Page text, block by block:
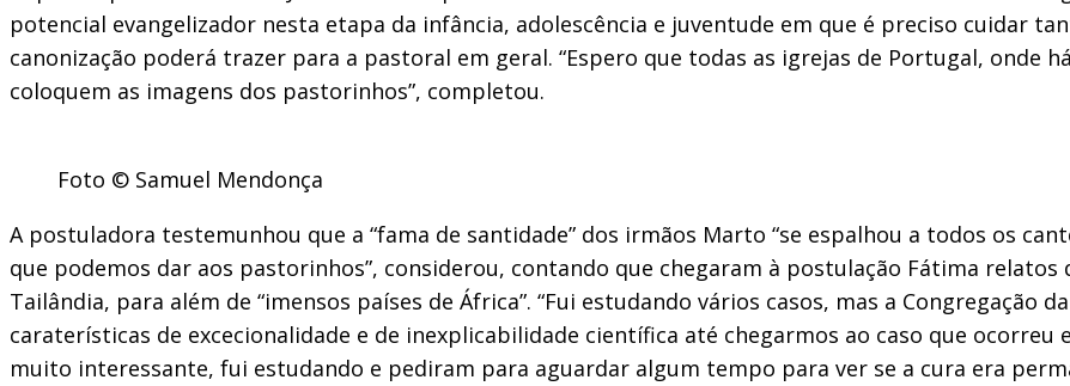
potencial evangelizador nesta etapa da infância, adolescência e juventude em que é preciso cuidar
canonização poderá trazer para a pastoral em geral. “Espero que todas as igrejas de Portugal, onde
coloquem as imagens dos pastorinhos”, completou.
Foto © Samuel Mendonça
A postuladora testemunhou que a “fama de santidade” dos irmãos Marto “se espalhou a todos os
que podemos dar aos pastorinhos”, considerou, contando que chegaram à postulação Fátima relatos
Tailândia, para além de “imensos países de África”. “Fui estudando vários casos, mas a Congregação
caraterísticas de excecionalidade e de inexplicabilidade científica até chegarmos ao caso que ocorreu
muito interessante, fui estudando e pediram para aguardar algum tempo para ver se a cura era